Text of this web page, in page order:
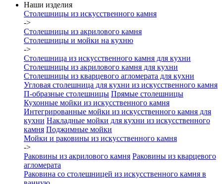
Наши изделия
Столешницы из искусcтвенного камня
->
Столешницы из акрилового камня
Столешницы и мойки на кухню
->
Столешница из искусственного камня для кухни
Столешницы из акрилового камня для кухни
Столешницы из кварцевого агломерата для кухни
Угловая столешница для кухни из искусственного камня
П-образные столешницы Прямые столешницы
Кухонные мойки из искусственного камня
Интегрированные мойки из искусственного камня для
кухни Накладные мойки для кухни из искусственного
камня Поджимные мойки
Мойки и раковины из искусственного камня
->
Раковины из акрилового камня Раковины из кварцевого
агломерата
Раковина со столешницей из искусственного камня в